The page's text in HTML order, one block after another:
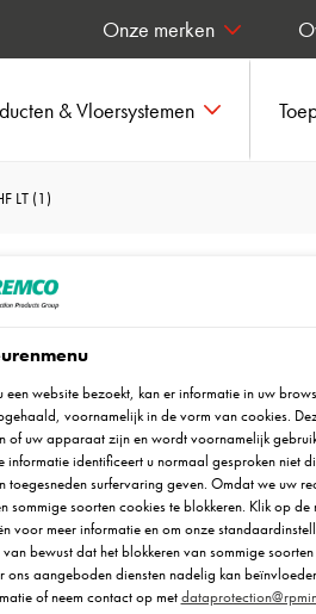
& Vloersystemen
Onze merken
LT (1)
kleuren Voordelen van
een website bezoekt, kan er informatie in uw
voornamelijk in de vorm van cookies.
of uw apparaat zijn en wordt voornamelijk
informatie identificeert u normaal gesproken niet
toegesneden surfervaring geven. Omdat we uw
sommige soorten cookies te blokkeren. Klik op
voor meer informatie en om onze
bewust dat het blokkeren van sommige
ons aangeboden diensten nadelig kan
of neem contact op met